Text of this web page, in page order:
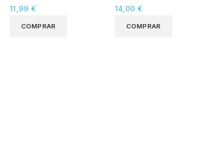
Amarelo
11,99 €
COMPRAR
Médio Vermelho
14,00 €
COMPRAR